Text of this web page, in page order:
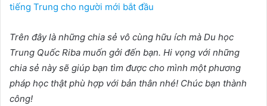
tiếng Trung cho người mới bắt đầu
Trên đây là những chia sẻ vô cùng hữu ích mà Du học
Trung Quốc Riba muốn gởi đến bạn. Hi vọng với những
chia sẻ này sẽ giúp bạn tìm được cho mình một phương
pháp học thật phù hợp với bản thân nhé! Chúc bạn thành
công!